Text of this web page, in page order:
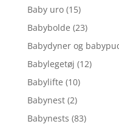
Baby uro (15)
Babybolde (23)
Babydyner og
Babylegetøj (12)
Babylifte (10)
Babynest (2)
Babynests (83)